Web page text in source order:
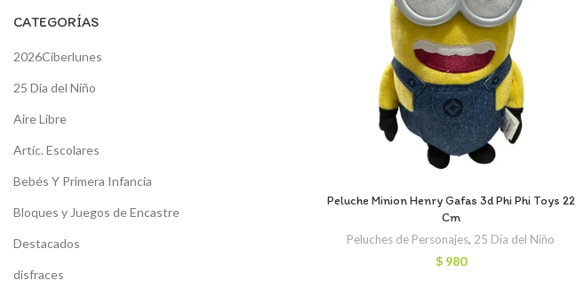
CATEGORÍAS
2026Ciberlunes
25 Dia del Niño
Aire Libre
Artíc. Escolares
Bebés Y Primera Infancia
Bloques y Juegos de Encastre
Destacados
disfraces
Peluche Minion Henry Gafas 3d Phi Phi Toys 22
Cm
Peluches de Personajes, 25 Dia del Niño
$980